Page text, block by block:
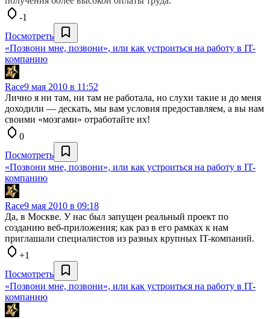
-1
Посмотреть
«Позвони мне, позвони», или как устроиться на работу в IT-
компанию
Race9 мая 2010 в 11:52
Лично я ни там, ни там не работала, но слухи такие и до меня
доходили — дескать, мы вам условия предоставляем, а вы нам
своими «мозгами» отработайте их!
0
Посмотреть
«Позвони мне, позвони», или как устроиться на работу в IT-
компанию
Race9 мая 2010 в 09:18
Да, в Москве. У нас был запущен реальный проект по
созданию веб-приложения; как раз в его рамках к нам
приглашали специалистов из разных крупных IT-компаний.
+1
Посмотреть
«Позвони мне, позвони», или как устроиться на работу в IT-
компанию